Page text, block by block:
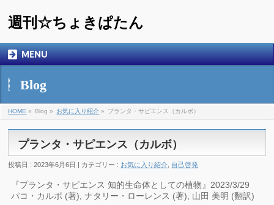
週刊☆ちょきぱたん
MENU
Blog
HOME » Blog » お気に入り紹介 » プランタ・サピエンス（カルボ）
プランタ・サピエンス（カルボ）
投稿日 : 2023年6月6日 | カテゴリー : お気に入り紹介 自己啓発
『プランタ・サピエンス 知的生命体としての植物』2023/3/29
パコ・カルボ (著), ナタリー・ローレンス (著), 山田 美明 (翻訳)